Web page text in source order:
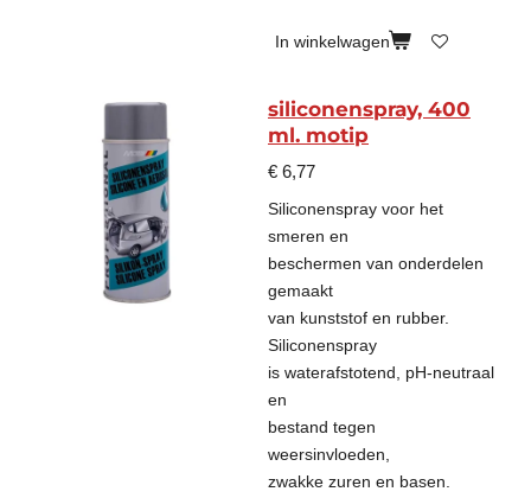
In winkelwagen
siliconenspray, 400
ml. motip
€ 6,77
Siliconenspray voor het
smeren en
beschermen van onderdelen
gemaakt
van kunststof en rubber.
Siliconenspray
is waterafstotend, pH-neutraal
en
bestand tegen
weersinvloeden,
zwakke zuren en basen.